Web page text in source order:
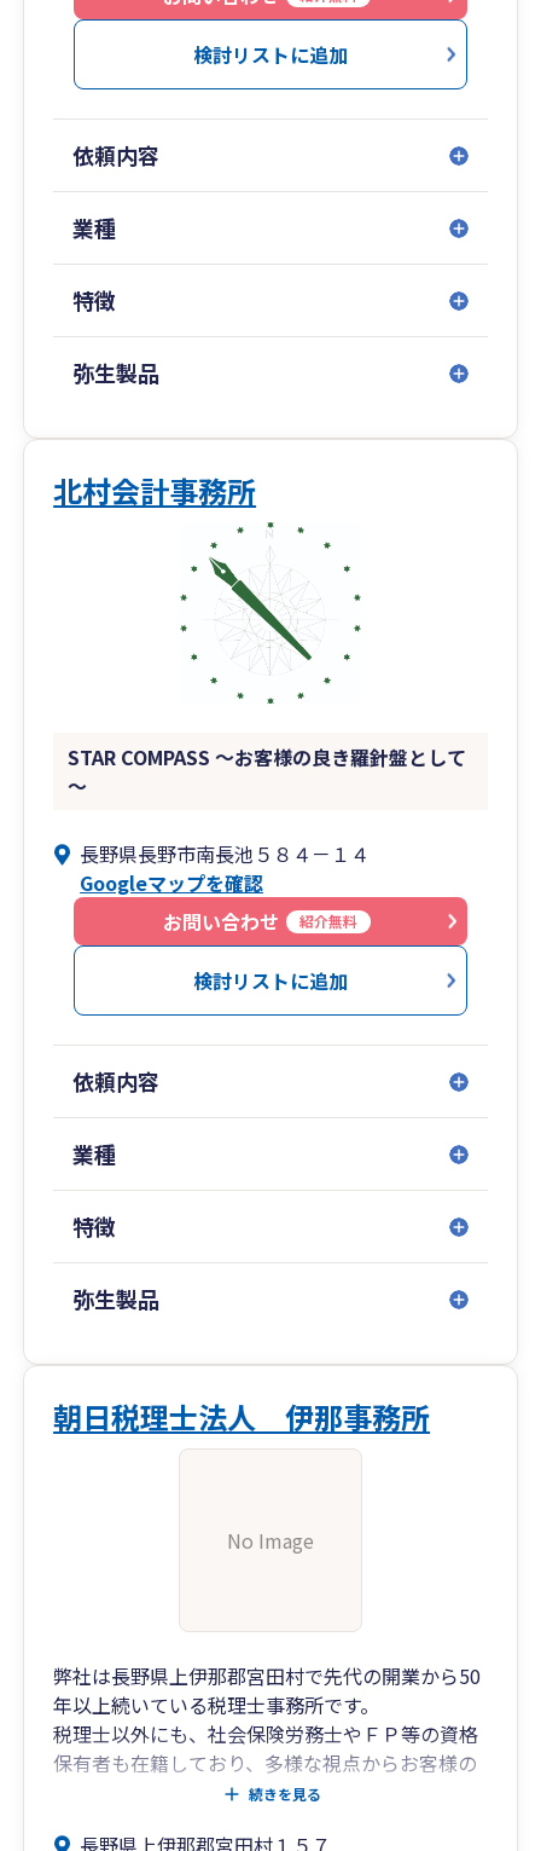
検討リストに追加
依頼内容
業種
特徴
弥生製品
北村会計事務所
STAR COMPASS ～お客様の良き羅針盤として
～
長野県長野市南長池５８４－１４
Googleマップを確認
お問い合わせ
紹介無料
検討リストに追加
依頼内容
業種
特徴
弥生製品
朝日税理士法人 伊那事務所
No Image
弊社は長野県上伊那郡宮田村で先代の開業から50
年以上続いている税理士事務所です。
税理士以外にも、社会保険労務士やＦＰ等の資格
保有者も在籍しており、多様な視点からお客様の
お力になれる良きパートナーを目指しています。
続きを見る
長野県上伊那郡宮田村１５７